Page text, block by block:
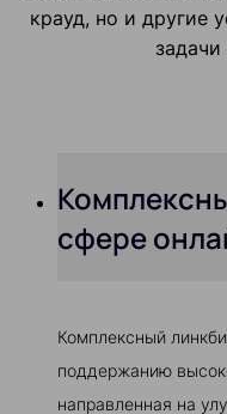
крауд, но и другие
сфере
Комплексный
поддержанию
направленная на